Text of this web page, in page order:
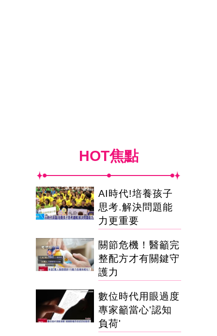
HOT焦點
AI時代!培養孩子
思考.解決問題能
力更重要
關節危機！醫籲完
整配方才有關鍵守
護力
數位時代用眼過度
專家籲當心'認知
負荷'